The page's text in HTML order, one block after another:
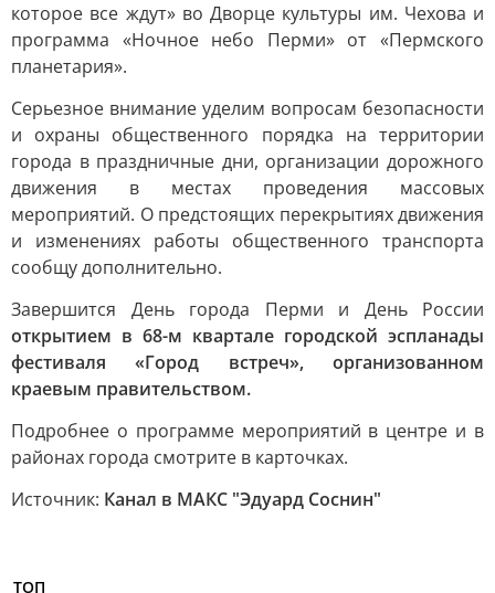
которое все ждут» во Дворце культуры им. Чехова и
программа «Ночное небо Перми» от «Пермского
планетария».
Серьезное внимание уделим вопросам безопасности
и охраны общественного порядка на территории
города в праздничные дни, организации дорожного
движения в местах проведения массовых
мероприятий. О предстоящих перекрытиях движения
и изменениях работы общественного транспорта
сообщу дополнительно.
Завершится День города Перми и День России
открытием в 68-м квартале городской эспланады
фестиваля «Город встреч», организованном
краевым правительством.
Подробнее о программе мероприятий в центре и в
районах города смотрите в карточках.
Источник: Канал в МАКС "Эдуард Соснин"
ТОП